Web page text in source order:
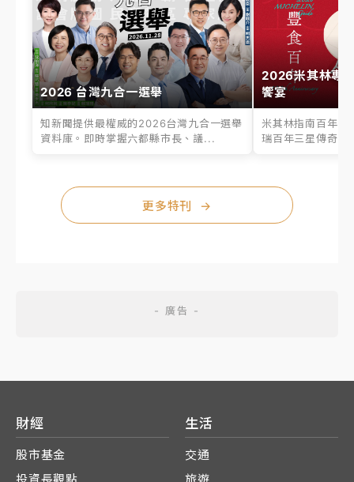
2026 台灣九合一選舉
知新聞提供最權威的2026台灣九合一選舉
資料庫。即時掌握六都縣市長、議...
2026米其林專
饗宴
米其林指南百年之
瑞百年三星傳奇、
更多特刊 →
財經
股市基金
生活
交通